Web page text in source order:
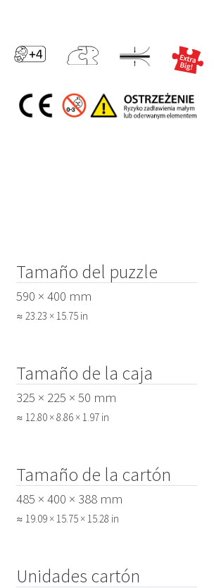
Tamaño del puzzle
590 × 400 mm
≈ 23.23 × 15.75 in
Tamaño de la caja
325 × 225 × 50 mm
≈ 12.80 × 8.86 × 1.97 in
Tamaño de la cartón
485 × 400 × 388 mm
≈ 19.09 × 15.75 × 15.28 in
Unidades cartón